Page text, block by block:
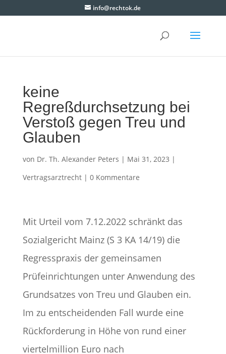
info@rechtok.de
keine
Regreßdurchsetzung bei
Verstoß gegen Treu und
Glauben
von Dr. Th. Alexander Peters | Mai 31, 2023 |
Vertragsarztrecht| 0 Kommentare
Mit Urteil vom 7.12.2022 schränkt das
Sozialgericht Mainz (S 3 KA 14/19) die
Regresspraxis der gemeinsamen
Prüfeinrichtungen unter Anwendung des
Grundsatzes von Treu und Glauben ein.
Im zu entscheidenden Fall wurde eine
Rückforderung in Höhe von rund einer
viertelmillion Euro nach